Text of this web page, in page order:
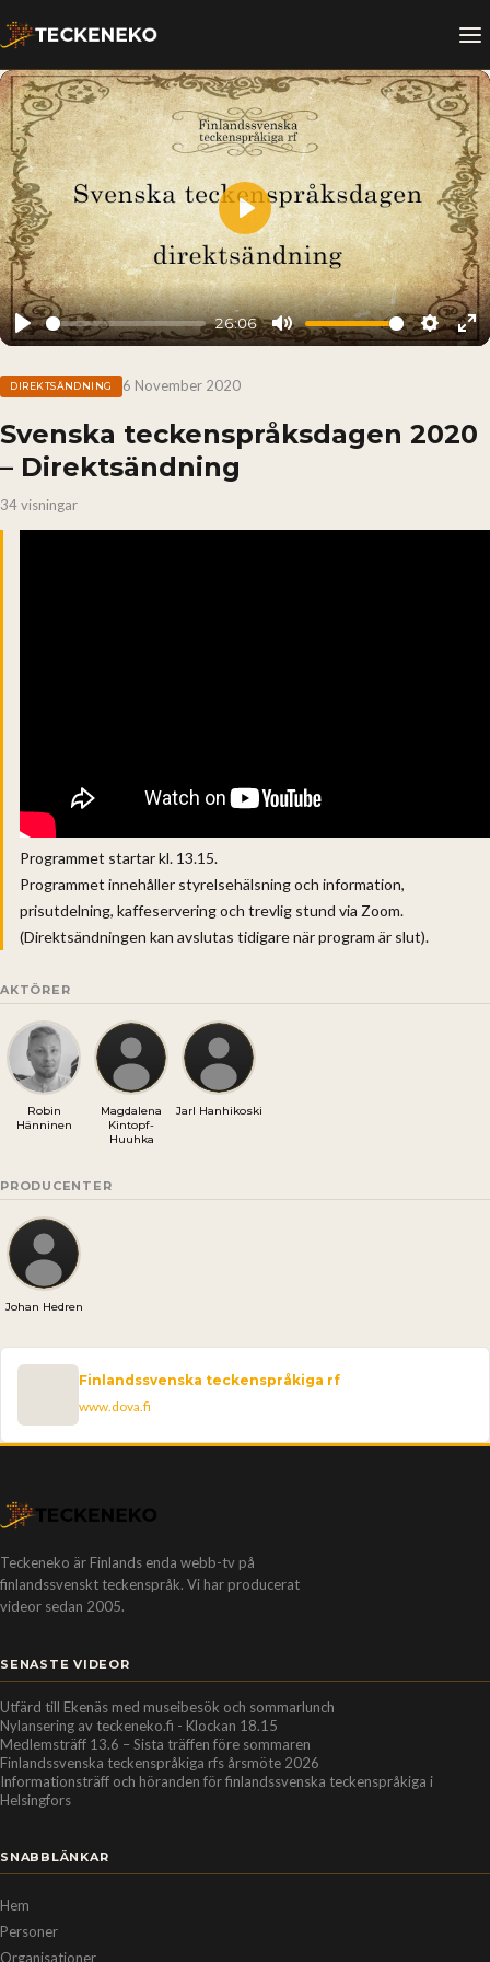
Play
26:06
Mute
Play
DIREKTSÄNDNING 6 November 2020
Svenska teckenspråksdagen 2020
– Direktsändning
34 visningar
Programmet startar kl. 13.15.
Programmet innehåller styrelsehälsning och information,
prisutdelning, kaffeservering och trevlig stund via Zoom.
(Direktsändningen kan avslutas tidigare när program är slut).
AKTÖRER
Robin
Hänninen
Magdalena
Kintopf-
Huuhka
Jarl Hanhikoski
PRODUCENTER
Johan Hedren
Finlandssvenska teckenspråkiga rf
www.dova.fi
Teckeneko är Finlands enda webb-tv på
finlandssvenskt teckenspråk. Vi har producerat
videor sedan 2005.
SENASTE VIDEOR
Utfärd till Ekenäs med museibesök och sommarlunch
Nylansering av teckeneko.fi - Klockan 18.15
Medlemsträff 13.6 – Sista träffen före sommaren
Finlandssvenska teckenspråkiga rfs årsmöte 2026
Informationsträff och höranden för finlandssvenska teckenspråkiga i
Helsingfors
SNABBLÄNKAR
Hem
Personer
Organisationer